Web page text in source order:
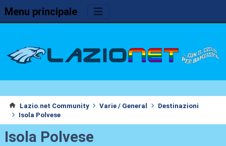
Menu principale
Lazio.net Community Varie / General
Destinazioni
Isola Polvese
Isola Polvese